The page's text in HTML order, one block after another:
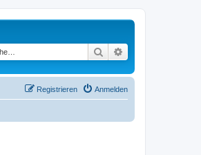
Suche
Anmelden
Registrieren